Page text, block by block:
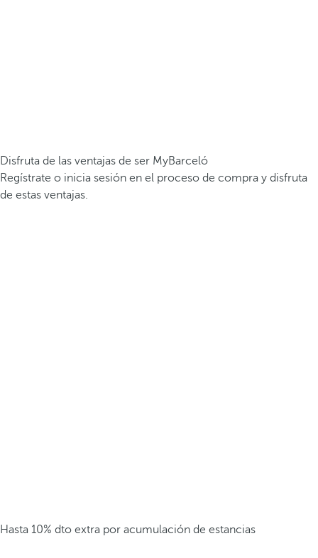
Disfruta de las ventajas de ser MyBarceló
Regístrate o inicia sesión en el proceso de compra y disfruta
de estas ventajas.
Hasta 10% dto extra por acumulación de estancias